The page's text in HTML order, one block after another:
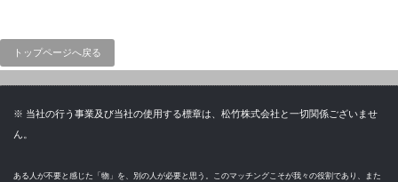
トップページへ戻る
※ 当社の行う事業及び当社の使用する標章は、松竹株式会社と一切関係ございませ
ん。
ある人が不要と感じた「物」を、別の人が必要と思う。このマッチングこそが我々の役割であり、また